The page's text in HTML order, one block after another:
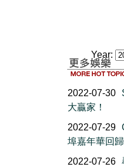
Year:
2022-07-30
大贏家！
2022-07-29
埠嘉年華回歸
2022-07-26